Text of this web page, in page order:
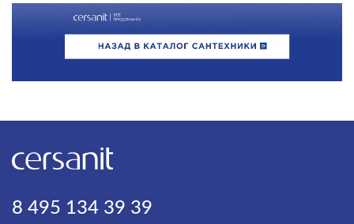
8 495 134 39 39